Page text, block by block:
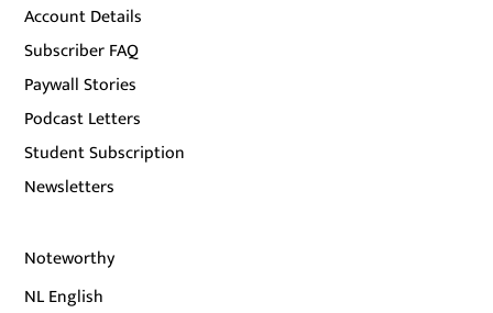
Account Details
Subscriber FAQ
Paywall Stories
Podcast Letters
Student Subscription
Newsletters
Noteworthy
NL English